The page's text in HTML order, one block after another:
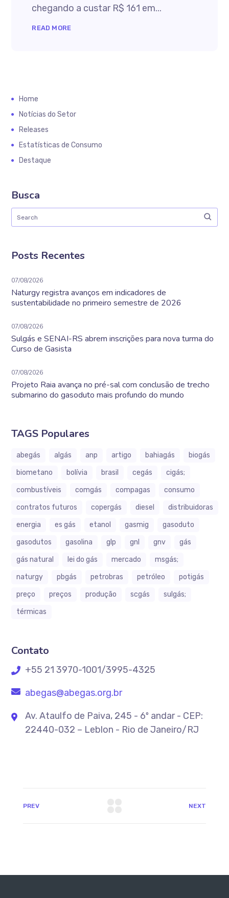
chegando a custar R$ 161 em...
READ MORE
Home
Notícias do Setor
Releases
Estatísticas de Consumo
Destaque
Busca
Posts Recentes
07/08/2026
Naturgy registra avanços em indicadores de
sustentabilidade no primeiro semestre de 2026
07/08/2026
Sulgás e SENAI-RS abrem inscrições para nova turma do
Curso de Gasista
07/08/2026
Projeto Raia avança no pré-sal com conclusão de trecho
submarino do gasoduto mais profundo do mundo
TAGS Populares
abegás algás anp artigo bahiagás
biogás
biometano
bolívia brasil cegás
cigás;
combustíveis
comgás compagas
consumo
contratos futuros
copergás diesel
distribuidoras
energia
es gás etanol gasmig
gasoduto
gasodutos
gasolina glp gnl gnv
gás
gás natural
lei do gás mercado
msgás;
naturgy
pbgás petrobras petróleo
potigás
preço
preços produção scgás
sulgás;
térmicas
Contato
+55 21 3970-1001/3995-4325
abegas@abegas.org.br
Av. Ataulfo de Paiva, 245 - 6º andar - CEP:
22440-032 – Leblon - Rio de Janeiro/RJ
PREV NEXT